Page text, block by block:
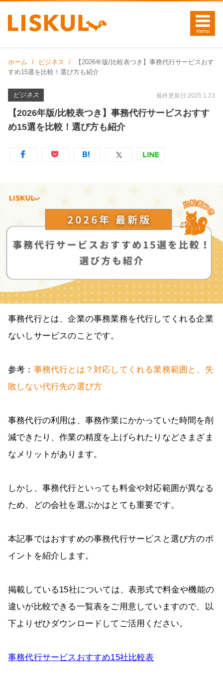
ホーム ビジネス
【2026年版/比較表つき】事務代行サービスおす
すめ15選を比較！選び方も紹介
ビジネス 最終更新日:2025.1.23
【2026年版/比較表つき】事務代行サービスおすす
め15選を比較！選び方も紹介
事務代行とは、企業の事務業務を代行してくれる企業
ないしサービスのことです。
参考： 事務代行とは？対応してくれる業務範囲と、失
敗しない代行先の選び方
事務代行の利用は、事務作業にかかっていた時間を削
減できたり、作業の精度を上げられたりなどさまざま
なメリットがあります。
しかし、事務代行といっても料金や対応範囲が異なる
ため、どの会社を選ぶかはとても重要です。
本記事ではおすすめの事務代行サービスと選び方のポ
イントを紹介します。
掲載している15社については、表形式で料金や機能の
違いが比較できる一覧表をご用意していますので、以
下よりぜひダウンロードしてご活用ください。
事務代行サービスおすすめ15社比較表